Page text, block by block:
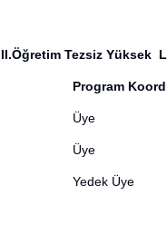
Tezsiz Yüksek
Program
Üye
Üye
Yedek Üye